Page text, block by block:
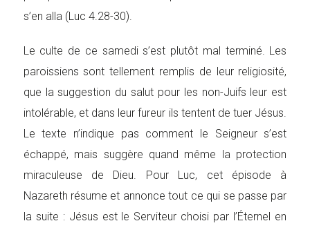
s’en alla (Luc 4.28-30).
Le culte de ce samedi s’est plutôt mal terminé. Les
paroissiens sont tellement remplis de leur religiosité,
que la suggestion du salut pour les non-Juifs leur est
intolérable, et dans leur fureur ils tentent de tuer Jésus.
Le texte n’indique pas comment le Seigneur s’est
échappé, mais suggère quand même la protection
miraculeuse de Dieu. Pour Luc, cet épisode à
Nazareth résume et annonce tout ce qui se passe par
la suite : Jésus est le Serviteur choisi par l’Éternel en